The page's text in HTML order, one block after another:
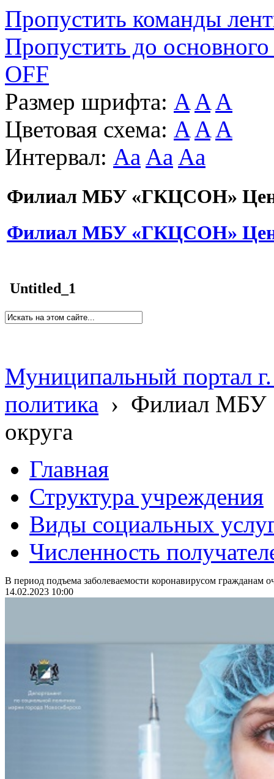
Пропустить команды
Пропустить до основного
OFF
Размер шрифта: A A A
Цветовая схема: A A A
Интервал: Aa Aa Aa
Филиал МБУ «ГКЦСОН»
Филиал МБУ «ГКЦСОН»
Untitled_1
Муниципальный портал
политика › Филиал МБУ
округа
Главная
Структура учреждения
Виды социальных
Численность
В период подъема заболеваемости коронавирусом гражданам
14.02.2023 10:00